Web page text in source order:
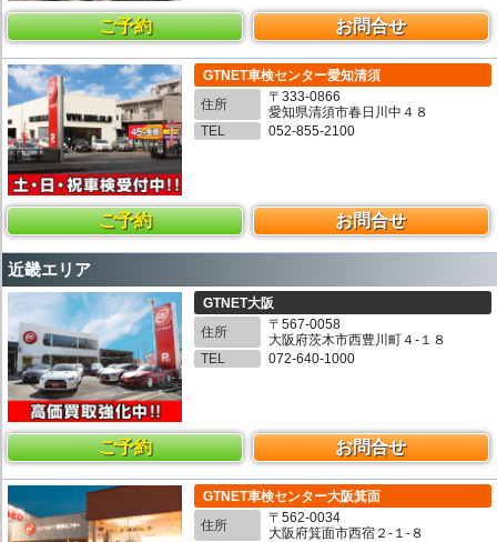
ご予約 お問合せ
GTNET車検センター愛知清須
住所
〒333-0866
愛知県清須市春日川中４８
TEL
052-855-2100
ご予約 お問合せ
近畿エリア
GTNET大阪
住所
〒567-0058
大阪府茨木市西豊川町４-１８
TEL
072-640-1000
ご予約 お問合せ
GTNET車検センター大阪箕面
住所
〒562-0034
大阪府箕面市西宿２-１-８